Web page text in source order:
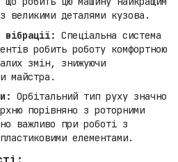
великими деталями кузова.
вібрації: Спеціальна система
робить роботу комфортною
змін, знижуючи
майстра.
Орбітальний тип руху значно
порівняно з роторними
важливо при роботі з
елементами.